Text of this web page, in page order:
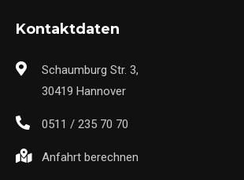
Kontaktdaten
Schaumburg Str. 3,
30419 Hannover
0511 / 235 70 70
Anfahrt berechnen